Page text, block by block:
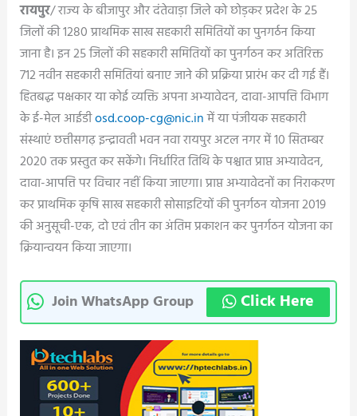
रायपुर/ राज्य के बीजापुर और दंतेवाड़ा जिले को छोड़कर प्रदेश के 25
जिलों की 1280 प्राथमिक साख सहकारी समितियों का पुनगर्ठन किया
जाना है। इन 25 जिलों की सहकारी समितियों का पुनर्गठन कर अतिरिक्त
712 नवीन सहकारी समितियां बनाए जाने की प्रक्रिया प्रारंभ कर दी गई हैं।
हितबद्ध पक्षकार या कोई व्यक्ति अपना अभ्यावेदन, दावा-आपत्ति विभाग
के ई-मेल आईडीosd.coop-cg@nic.inमें या पंजीयक सहकारी
संस्थाएं छत्तीसगढ़ इन्द्रावती भवन नवा रायपुर अटल नगर में 10 सितम्बर
2020 तक प्रस्तुत कर सकेंगे। निर्धारित तिथि के पश्चात प्राप्त अभ्यावेदन,
दावा-आपत्ति पर विचार नहीं किया जाएगा। प्राप्त अभ्यावेदनों का निराकरण
कर प्राथमिक कृषि साख सहकारी सोसाइटियों की पुनर्गठन योजना 2019
की अनुसूची-एक, दो एवं तीन का अंतिम प्रकाशन कर पुनर्गठन योजना का
क्रियान्वयन किया जाएगा।
Join WhatsApp Group Click Here